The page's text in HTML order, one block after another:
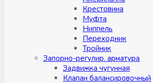
Крестовина
Муфта
Ниппель
Переходник
Тройник
Запорно-регулир. арматура
Задвижка чугунная
Клапан балансировочный